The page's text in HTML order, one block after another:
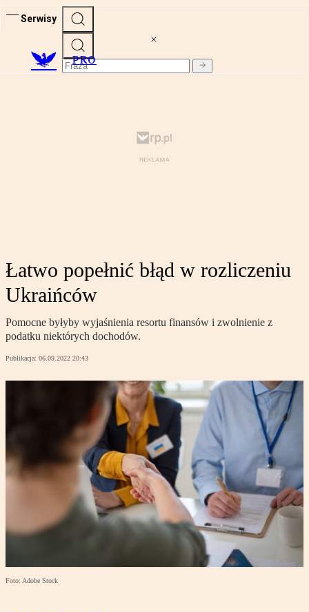
Serwisy
PRO
Łatwo popełnić błąd w rozliczeniu
Ukraińców
Pomocne byłyby wyjaśnienia resortu finansów i zwolnienie z
podatku niektórych dochodów.
Publikacja: 06.09.2022 20:43
Foto: Adobe Stock